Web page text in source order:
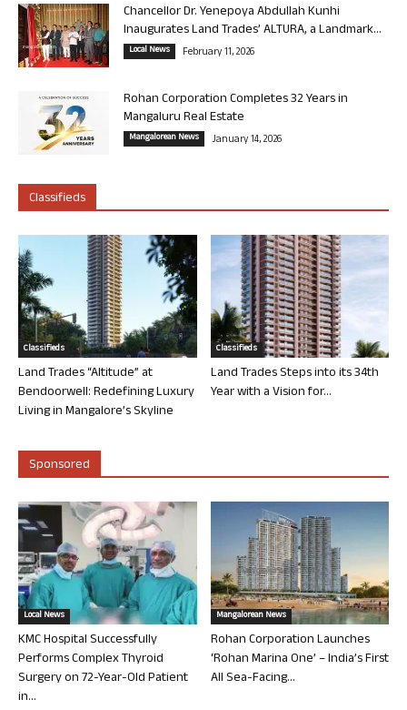
Chancellor Dr. Yenepoya Abdullah Kunhi
Inaugurates Land Trades’ ALTURA, a Landmark...
Local News February 11, 2026
Rohan Corporation Completes 32 Years in
Mangaluru Real Estate
Mangalorean News January 14, 2026
Classifieds
Classifieds
Land Trades “Altitude” at
Bendoorwell: Redefining Luxury
Living in Mangalore’s Skyline
Classifieds
Land Trades Steps into its 34th
Year with a Vision for...
Sponsored
Local News
KMC Hospital Successfully
Performs Complex Thyroid
Surgery on 72-Year-Old Patient
in...
Mangalorean News
Rohan Corporation Launches
‘Rohan Marina One’ – India’s First
All Sea-Facing...